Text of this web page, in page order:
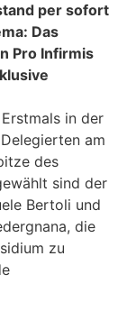
per sofort
Das
Pro Infirmis
in der
am
des
sind der
Bertoli und
die
zu